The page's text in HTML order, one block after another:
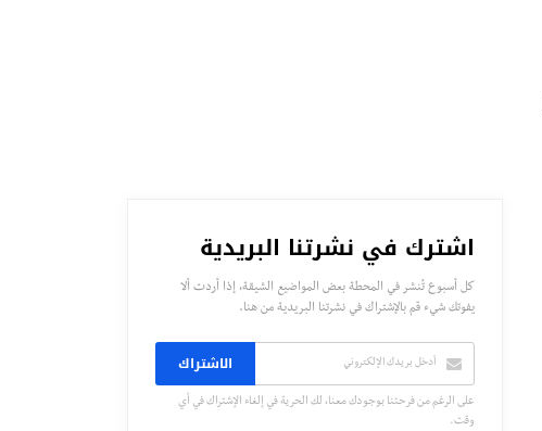
اشترك في نشرتنا البريدية
كل أسبوع تُنشر في المحطة بعض المواضيع الشيقة، إذا أردت ألا
يفوتك شيء قم بالإشتراك في نشرتنا البريدية من هنا.
الاشتراك
على الرغم من فرحتنا بوجودك معنا، لك الحرية في إلغاء الإشتراك في أي
وقت.